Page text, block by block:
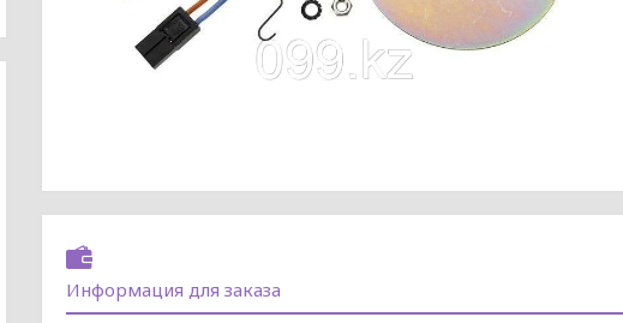
Информация для заказа